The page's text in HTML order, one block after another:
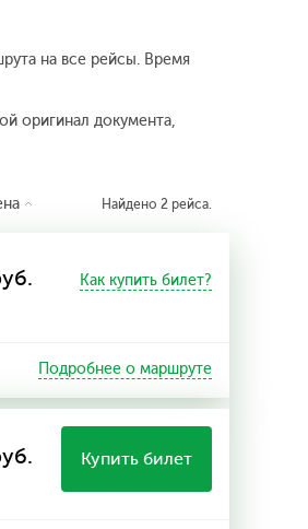
на все рейсы. Время
оригинал документа,
Найдено 2 рейса.
Как купить билет?
Подробнее о маршруте
Купить билет